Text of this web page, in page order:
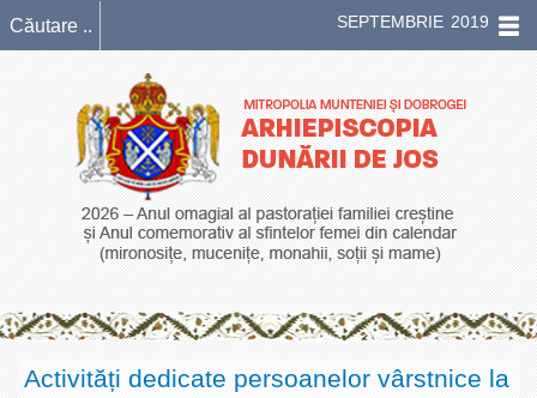
SEPTEMBRIE 2019
Activități dedicate persoanelor vârstnice la